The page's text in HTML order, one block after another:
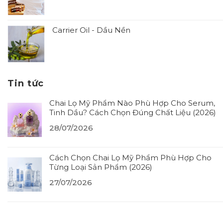
Carrier Oil - Dầu Nền
Tin tức
Chai Lọ Mỹ Phẩm Nào Phù Hợp Cho Serum,
Tinh Dầu? Cách Chọn Đúng Chất Liệu (2026)
28/07/2026
Cách Chọn Chai Lọ Mỹ Phẩm Phù Hợp Cho
Từng Loại Sản Phẩm (2026)
27/07/2026